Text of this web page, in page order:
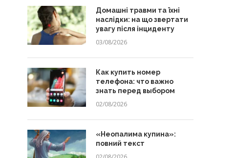
Домашні травми та їхні
наслідки: на що звертати
увагу після інциденту
03/08/2026
Как купить номер
телефона: что важно
знать перед выбором
02/08/2026
«Неопалима купина»:
повний текст